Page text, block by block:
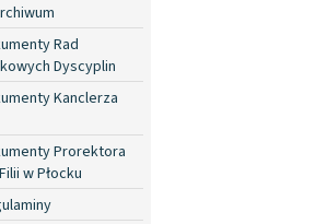
Rad
Dyscyplin
Kanclerza
Prorektora
w Płocku